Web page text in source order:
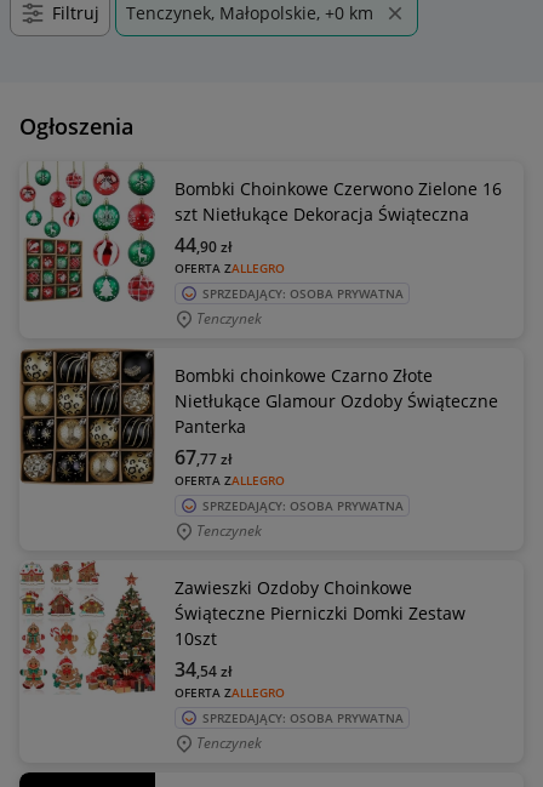
Filtruj Tenczynek, Małopolskie, +0 km
Ogłoszenia
Bombki Choinkowe Czerwono Zielone 16
szt Nietłukące Dekoracja Świąteczna
OFERTA ZALLEGRO
44,90zł
SPRZEDAJĄCY: OSOBA PRYWATNA
Tenczynek
Bombki choinkowe Czarno Złote
Nietłukące Glamour Ozdoby Świąteczne
Panterka
OFERTA ZALLEGRO
67,77zł
SPRZEDAJĄCY: OSOBA PRYWATNA
Tenczynek
Zawieszki Ozdoby Choinkowe
Świąteczne Pierniczki Domki Zestaw
10szt
OFERTA ZALLEGRO
34,54zł
SPRZEDAJĄCY: OSOBA PRYWATNA
Tenczynek